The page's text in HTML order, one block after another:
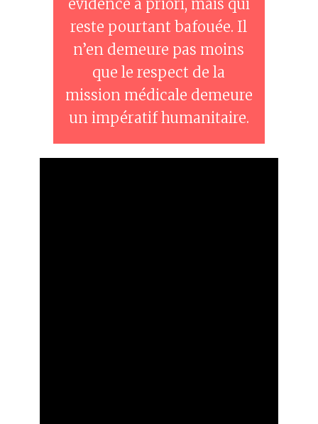
évidence à priori, mais qui
reste pourtant bafouée. Il
n’en demeure pas moins
que le respect de la
mission médicale demeure
un impératif humanitaire.